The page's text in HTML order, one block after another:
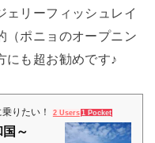
ェリーフィッシュレイ
（ポニョのオープニン
にも超お勧めです♪
りたい！ 2 Users 1 Pocket
～